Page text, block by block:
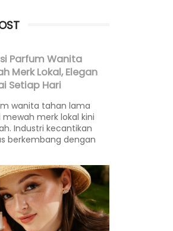
Parfum Wanita
Merk Lokal, Elegan
Setiap Hari
wanita tahan lama
merk lokal kini
Industri kecantikan
berkembang dengan